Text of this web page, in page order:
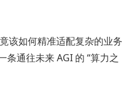
该如何精准适配复杂的业务
通往未来 AGI 的 “算力之